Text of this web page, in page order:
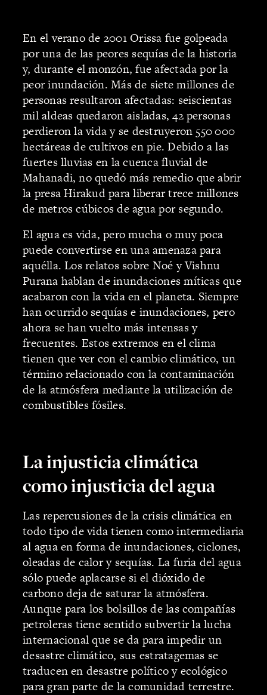
En el verano de 2001 Orissa fue golpeada
por una de las peores sequías de la historia
y, durante el monzón, fue afectada por la
peor inundación. Más de siete millones de
personas resultaron afectadas: seiscientas
mil aldeas quedaron aisladas, 42 personas
perdieron la vida y se destruyeron 550 000
hectáreas de cultivos en pie. Debido a las
fuertes lluvias en la cuenca fluvial de
Mahanadi, no quedó más remedio que abrir
la presa Hirakud para liberar trece millones
de metros cúbicos de agua por segundo.
El agua es vida, pero mucha o muy poca
puede convertirse en una amenaza para
aquélla. Los relatos sobre Noé y Vishnu
Purana hablan de inundaciones míticas que
acabaron con la vida en el planeta. Siempre
han ocurrido sequías e inundaciones, pero
ahora se han vuelto más intensas y
frecuentes. Estos extremos en el clima
tienen que ver con el cambio climático, un
término relacionado con la contaminación
de la atmósfera mediante la utilización de
combustibles fósiles.
La injusticia climática
como injusticia del agua
Las repercusiones de la crisis climática en
todo tipo de vida tienen como intermediaria
al agua en forma de inundaciones, ciclones,
oleadas de calor y sequías. La furia del agua
sólo puede aplacarse si el dióxido de
carbono deja de saturar la atmósfera.
Aunque para los bolsillos de las compañías
petroleras tiene sentido subvertir la lucha
internacional que se da para impedir un
desastre climático, sus estratagemas se
traducen en desastre político y ecológico
para gran parte de la comunidad terrestre.